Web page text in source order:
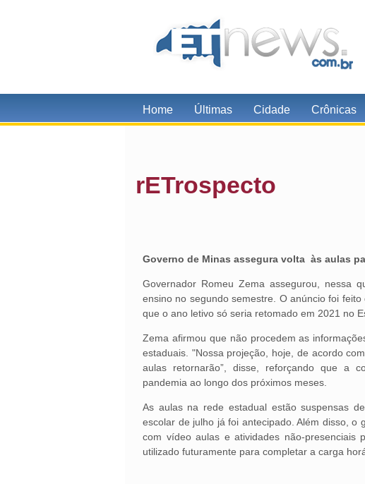
Home Últimas Cidade Crônicas
rETrospecto
Governo de Minas assegura volta às aulas
Governador Romeu Zema assegurou, nessa
ensino no segundo semestre. O anúncio foi
que o ano letivo só seria retomado em 2021 no
Zema afirmou que não procedem as
estaduais. "Nossa projeção, hoje, de acordo
aulas retornarão”, disse, reforçando que a
pandemia ao longo dos próximos meses.
As aulas na rede estadual estão suspensas
escolar de julho já foi antecipado. Além disso,
com vídeo aulas e atividades não-presenciais
utilizado futuramente para completar a carga